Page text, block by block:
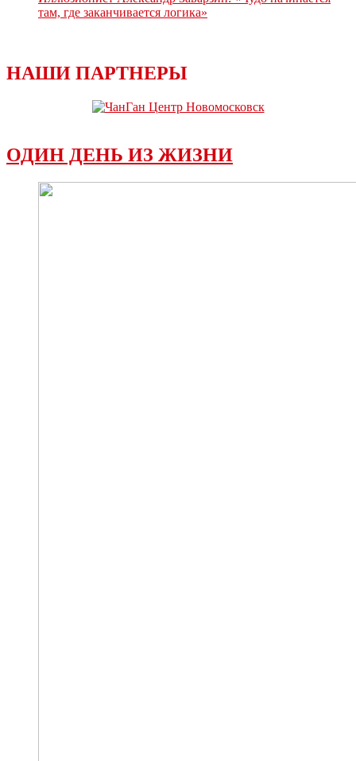
там, где заканчивается логика»
НАШИ ПАРТНЕРЫ
ОДИН ДЕНЬ ИЗ ЖИЗНИ